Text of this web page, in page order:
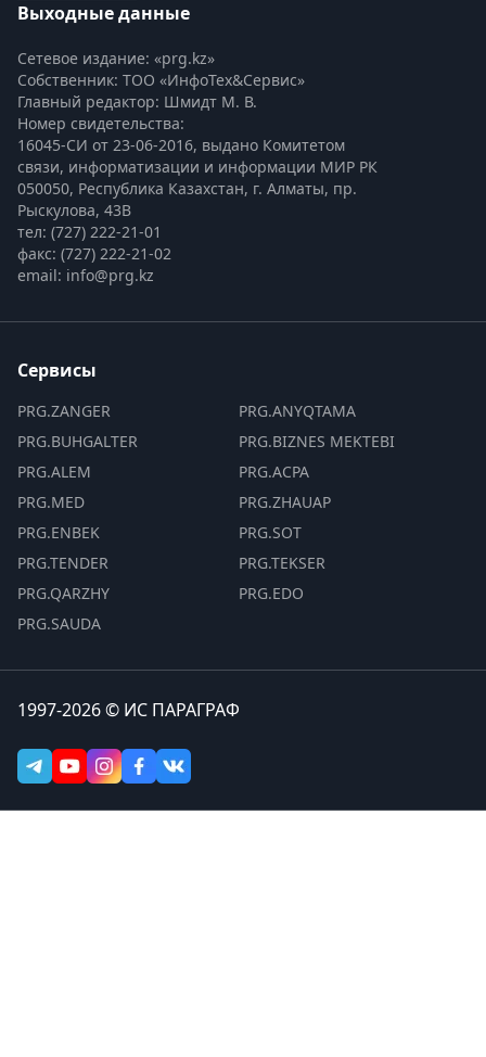
Выходные данные
Сетевое издание: «prg.kz»
Собственник: ТОО «ИнфоТех&Сервис»
Главный редактор: Шмидт М. В.
Номер свидетельства:
16045-СИ от 23-06-2016, выдано Комитетом
связи, информатизации и информации МИР РК
050050, Республика Казахстан, г. Алматы, пр.
Рыскулова, 43В
тел: (727) 222-21-01
факс: (727) 222-21-02
email: info@prg.kz
Сервисы
PRG.ZANGER
PRG.BUHGALTER
PRG.ALEM
PRG.MED
PRG.ENBEK
PRG.TENDER
PRG.QARZHY
PRG.SAUDA
PRG.ANYQTAMA
PRG.BIZNES MEKTEBI
PRG.ACPA
PRG.ZHAUAP
PRG.SOT
PRG.TEKSER
PRG.EDO
1997-2026 © ИС ПАРАГРАФ